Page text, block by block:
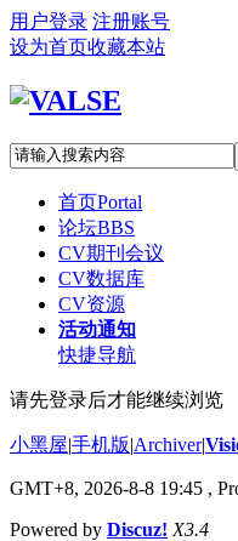
用户登录 注册账号
设为首页收藏本站
首页Portal
论坛BBS
CV期刊会议
CV数据库
CV资源
活动通知
快捷导航
请先登录后才能继续浏览
小黑屋|手机版|Archiver|
GMT+8, 2026-8-8 19:45 ,
Powered by Discuz! X3.4